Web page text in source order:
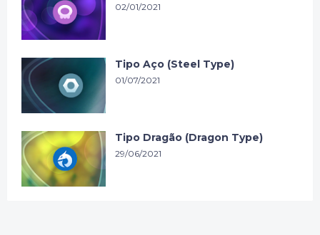
02/01/2021
Tipo Aço (Steel Type)
01/07/2021
Tipo Dragão (Dragon Type)
29/06/2021